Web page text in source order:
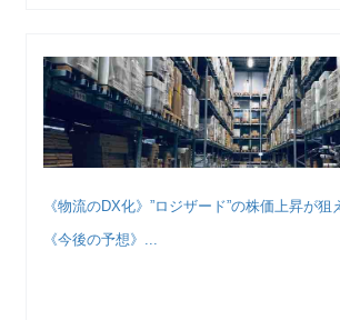
《物流のDX化》”ロジザード”の株価上昇が狙
《今後の予想》...